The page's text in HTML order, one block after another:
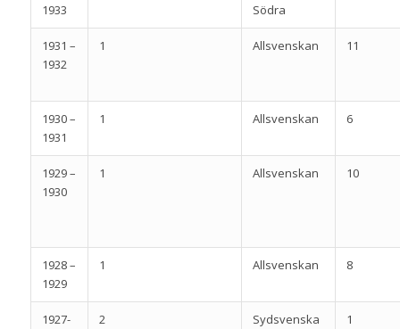
1933
Södra
1931 –
1932
1 Allsvenskan 11
1930 –
1931
1 Allsvenskan 6
1929 –
1930
1 Allsvenskan 10
1928 –
1929
1 Allsvenskan 8
1927-
2
Sydsvenska
1